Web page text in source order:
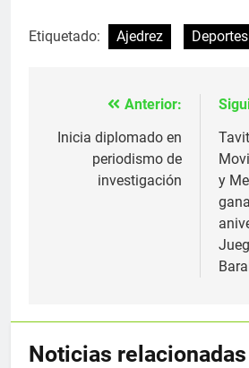
Etiquetado: Ajedrez Deportes
Navegación
de
entradas
Anterior:
Inicia diplomado en
periodismo de
investigación
y
Noticias relacionadas